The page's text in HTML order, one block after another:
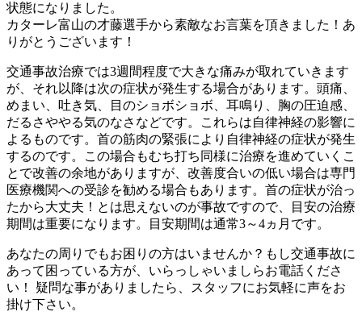
状態になりました。
カターレ富山の才藤選手から素敵なお言葉を頂きました！あ
りがとうございます！
交通事故治療では3週間程度で大きな痛みが取れていきます
が、それ以降は次の症状が発生する場合があります。頭痛、
めまい、吐き気、目のショボショボ、耳鳴り、胸の圧迫感、
だるさややる気のなさなどです。これらは自律神経の影響に
よるものです。首の筋肉の緊張により自律神経の症状が発生
するのです。この場合もむち打ち同様に治療を進めていくこ
とで改善の余地がありますが、改善度合いの低い場合は専門
医療機関への受診を勧める場合もあります。首の症状が治っ
たから大丈夫！とは思えないのが事故ですので、目安の治療
期間は重要になります。目安期間は通常3～4ヵ月です。
あなたの周りでもお困りの方はいませんか？もし交通事故に
あって困っている方が、いらっしゃいましらお電話くださ
い！ 疑問な事がありましたら、スタッフにお気軽に声をお
掛け下さい。